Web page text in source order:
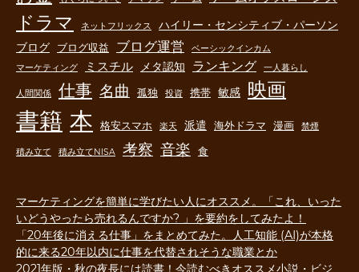
ドラマ ネットフリックス
ハイリー・センシティブ・パーソン
ブログ
ブログ収益 ブログ運営
ベーシックインカム
マーケティング
ミスチル メタ認知 ランキング 一人暮らし
人間関係 仕事 名曲 孤独 投資 携帯 敏感 映画
書籍 本 格安スマホ 楽天 派遣 海外ドラマ 漫画 禁煙
積み立て 積み立てNISA 考察 音楽 食
マーケティングを簡単に学びたい人にオススメ。「これ、いった
いどうやったら売れるんですか? 」を要約をしてみたよ！
「20年後に消える仕事」をまとめてみた。人工知能 (AI)が本格
的に来る20年以内に仕事を代替されそうな職業とか